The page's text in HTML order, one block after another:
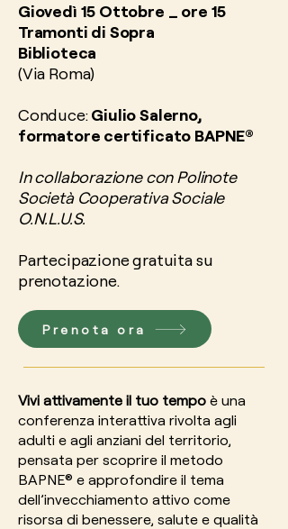
Giovedì 15 Ottobre _ ore 15
Tramonti di Sopra
Biblioteca
(Via Roma)
Conduce:Giulio Salerno,
formatore certificato BAPNE®
In collaborazione con Polinote
Società Cooperativa Sociale
O.N.L.U.S.
Partecipazione gratuita su
prenotazione.
Prenota ora
Vivi attivamente il tuo tempo è una
conferenza interattiva rivolta agli
adulti e agli anziani del territorio,
pensata per scoprire il metodo
BAPNE® e approfondire il tema
dell’invecchiamento attivo come
risorsa di benessere, salute e qualità